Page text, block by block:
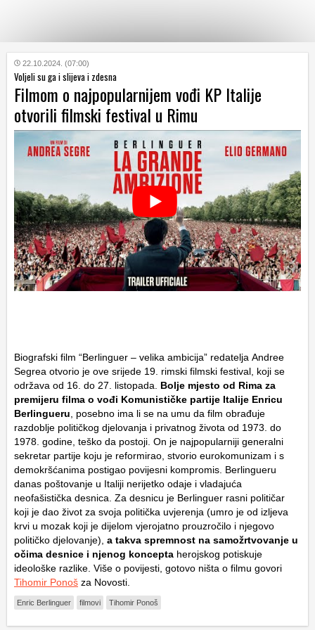
KATEGORIJE
HRVATSKI
WEB
22.10.2024. (07:00)
Voljeli su ga i slijeva i zdesna
Filmom o najpopularnijem vođi KP Italije
otvorili filmski festival u Rimu
Biografski film “Berlinguer – velika ambicija” redatelja Andree
Segrea otvorio je ove srijede 19. rimski filmski festival, koji se
održava od 16. do 27. listopada. Bolje mjesto od Rima za
premijeru filma o vođi Komunističke partije Italije Enricu
Berlingueru , posebno ima li se na umu da film obrađuje
razdoblje političkog djelovanja i privatnog života od 1973. do
1978. godine, teško da postoji. On je najpopularniji generalni
sekretar partije koju je reformirao, stvorio eurokomunizam i s
demokršćanima postigao povijesni kompromis. Berlingueru
danas poštovanje u Italiji nerijetko odaje i vladajuća
neofašistička desnica. Za desnicu je Berlinguer rasni političar
koji je dao život za svoja politička uvjerenja (umro je od izljeva
krvi u mozak koji je dijelom vjerojatno prouzročilo i njegovo
političko djelovanje), a takva spremnost na samožrtvovanje u
očima desnice i njenog koncepta herojskog potiskuje
ideološke razlike. Više o povijesti, gotovo ništa o filmu govori
Tihomir Ponoš za Novosti.
Enric Berlinguer filmovi Tihomir Ponoš